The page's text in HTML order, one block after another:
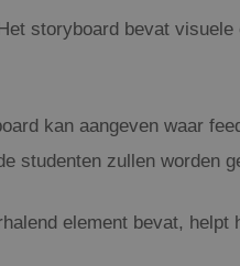
storyboard bevat
kan aangeven waar
studenten zullen worden
element bevat,